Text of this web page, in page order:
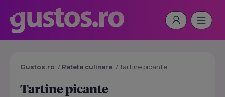
Gustos.ro / Retete culinare /Tartine picante
Tartine picante